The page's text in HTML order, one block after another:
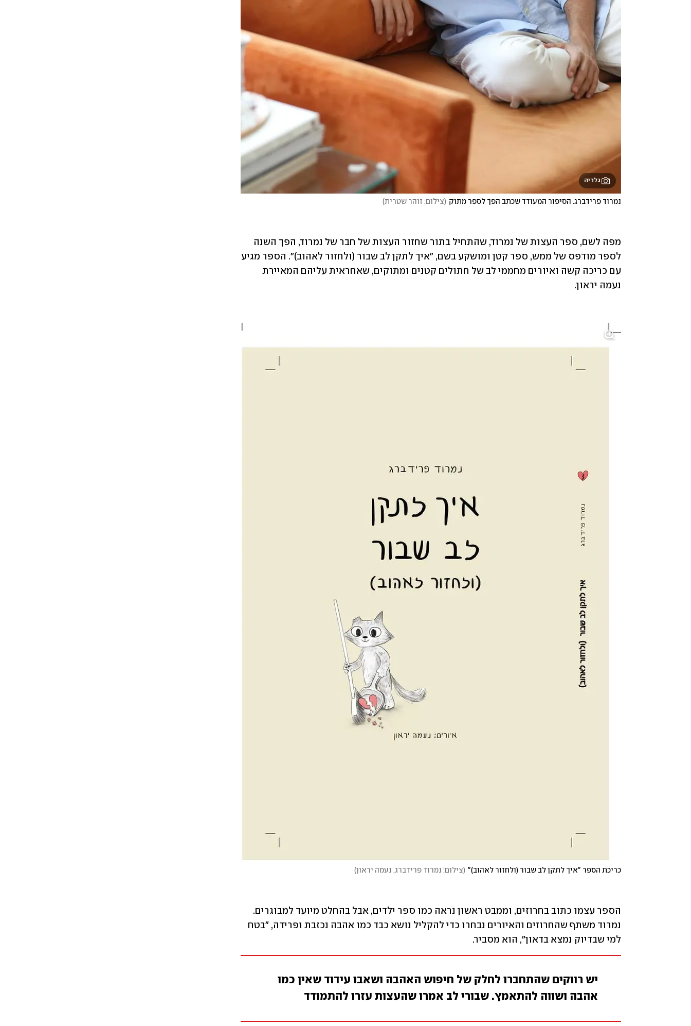
גלריה
נמרוד פרידברג. הסיפור המעודד שכתב הפך לספר מתוק (צילום: זוהר שטרית)
נעמה יראון.
כריכת הספר "איך לתקן לב שבור (ולחזור לאהוב)" (צילום: נמרוד פרידברג, נעמה יראון)
למי שבדיוק נמצא בדאון", הוא מסביר.
יש רווקים שהתחברו לחלק של חיפוש האהבה ושאבו עידוד שאין כמו
אהבה ושווה להתאמץ. שבורי לב אמרו שהעצות עזרו להתמודד